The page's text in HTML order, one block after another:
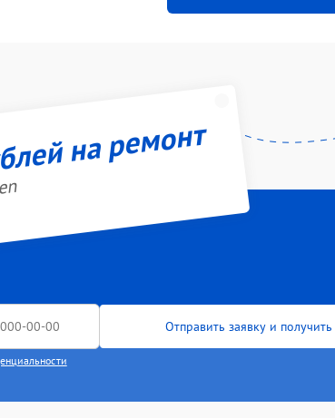
на ремонт
Отправить заявку и